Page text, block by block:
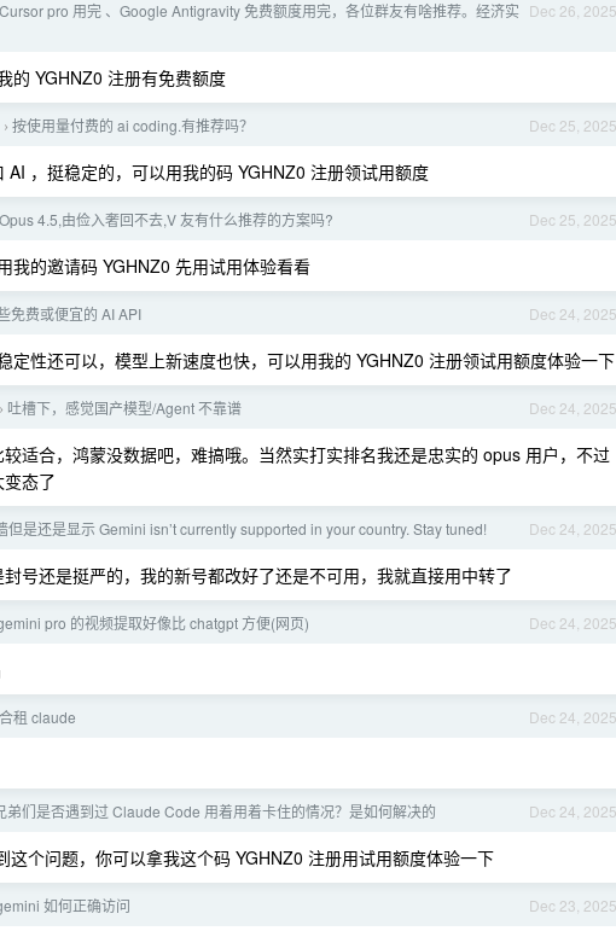
Dec 26, 2025
Cursor pro 用完 、Google Antigravity 免费额度用完，各位群友有啥推荐。经济实
的 YGHNZ0 注册有免费额度
Dec 25, 2025
› 按使用量付费的 ai coding.有推荐吗？
，挺稳定的，可以用我的码 YGHNZ0 注册领试用额度
Dec 25, 2025
4.5,由俭入奢回不去,V 友有什么推荐的方案吗?
我的邀请码 YGHNZ0 先用试用体验看看
Dec 24, 2025
免费或便宜的 AI API
定性还可以，模型上新速度也快，可以用我的 YGHNZ0 注册领试用额度体验一下
Dec 24, 2025
› 吐槽下，感觉国产模型/Agent 不靠谱
适合，鸿蒙没数据吧，难搞哦。当然实打实排名我还是忠实的 opus 用户，不过
态了
Dec 24, 2025
但是还是显示 Gemini isn’t currently supported in your country. Stay tuned!
号还是挺严的，我的新号都改好了还是不可用，我就直接用中转了
Dec 24, 2025
pro 的视频提取好像比 chatgpt 方便(网页)
Dec 24, 2025
租 claude
Dec 24, 2025
弟们是否遇到过 Claude Code 用着用着卡住的情况？是如何解决的
这个问题，你可以拿我这个码 YGHNZ0 注册用试用额度体验一下
Dec 23, 2025
如何正确访问